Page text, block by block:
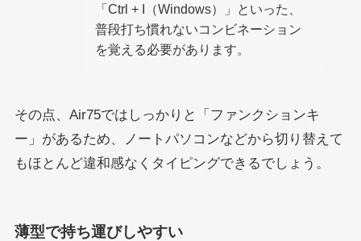
「Ctrl + I（Windows）」といった、
普段打ち慣れないコンビネーション
を覚える必要があります。
その点、Air75ではしっかりと「ファンクションキ
ー」があるため、ノートパソコンなどから切り替えて
もほとんど違和感なくタイピングできるでしょう。
薄型で持ち運びしやすい